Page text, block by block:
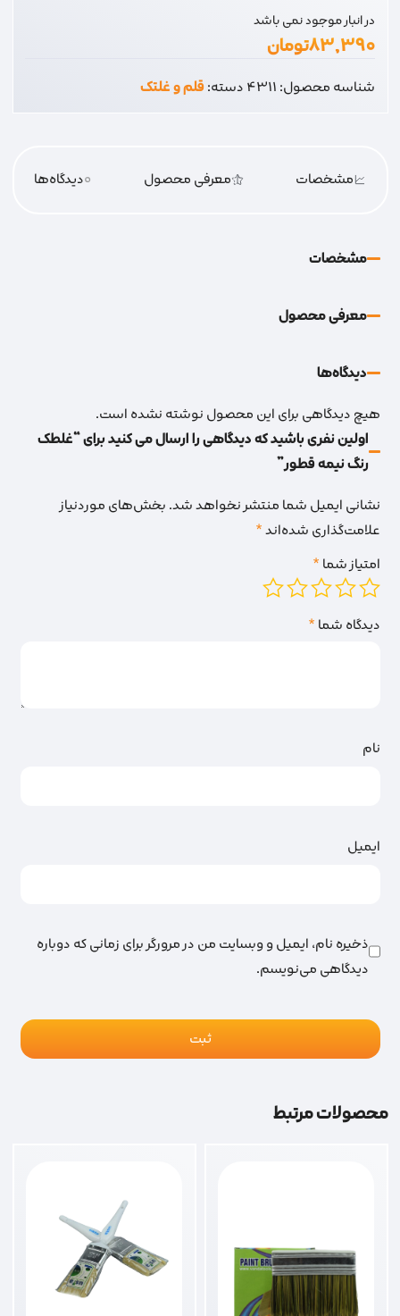
در انبار موجود نمی باشد
۸۳,۳۹۰تومان
شناسه محصول:4311دسته:قلم و غلتک
مشخصات معرفی محصول 0دیدگاه‌‌ها
مشخصات
معرفی محصول
دیدگاه‌‌ها
هیچ دیدگاهی برای این محصول نوشته نشده است.
اولین نفری باشید که دیدگاهی را ارسال می کنید برای “غلطک
رنگ نیمه قطور”
نشانی ایمیل شما منتشر نخواهد شد.بخش‌های موردنیاز
علامت‌گذاری شده‌اند*
امتیاز شما*
دیدگاه شما*
نام
ایمیل
ذخیره نام، ایمیل و وبسایت من در مرورگر برای زمانی که دوباره
دیدگاهی می‌نویسم.
محصولات مرتبط